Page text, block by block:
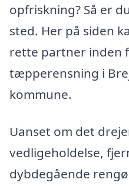
opfriskning? Så er
sted. Her på siden
rette partner inden
tæpperensning i
kommune.
Uanset om det
vedligeholdelse,
dybdegående